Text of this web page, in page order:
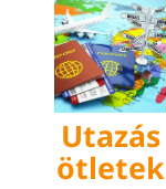
content
Utazás
ötletek